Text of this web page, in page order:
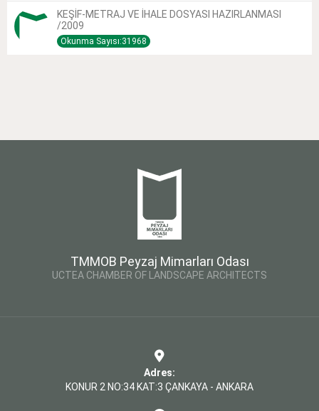
KEŞİF-METRAJ VE İHALE DOSYASI HAZIRLANMASI
/2009
Okunma Sayısı:31968
TMMOB Peyzaj Mimarları Odası
UCTEA CHAMBER OF LANDSCAPE ARCHITECTS
Adres:
KONUR 2 NO:34 KAT:3 ÇANKAYA - ANKARA